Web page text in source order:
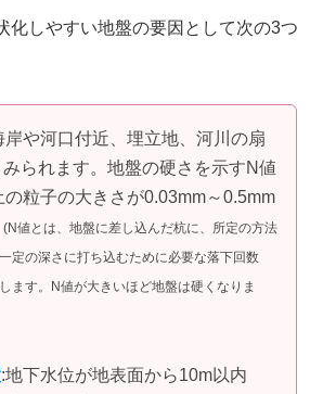
化しやすい地盤の要因として次の3つ
岸や河口付近、埋立地、河川の扇
られます。地盤の硬さを示すN値
粒子の大きさが0.03mm～0.5mm
(N値とは、地盤に差し込んだ杭に、所定の方法
定の深さに打ち込むために必要な落下回数
ます。N値が大きいほど地盤は硬くなりま
:地下水位が地表面から10m以内